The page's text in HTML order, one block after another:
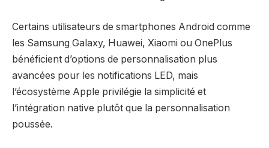
Certains utilisateurs de smartphones Android comme
les Samsung Galaxy, Huawei, Xiaomi ou OnePlus
bénéficient d’options de personnalisation plus
avancées pour les notifications LED, mais
l’écosystème Apple privilégie la simplicité et
l’intégration native plutôt que la personnalisation
poussée.